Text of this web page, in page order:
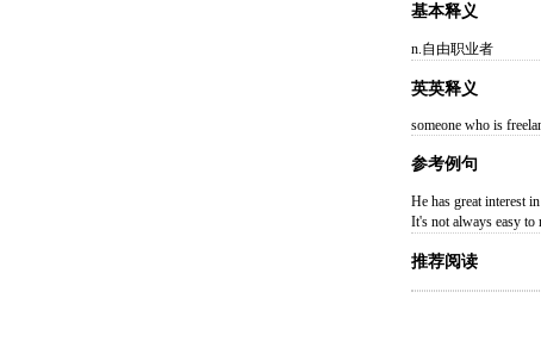
基本释义
n.自由职业者
英英释义
someone who is
参考例句
He has great interest
It's not always easy
推荐阅读